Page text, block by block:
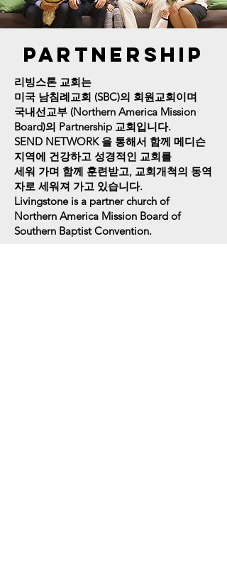
PARTNERSHIP
리빙스톤 교회는
미국 남침례교회 (SBC)의 회원교회이며
국내선교부 (Northern America Mission
Board)의 Partnership 교회입니다.
SEND NETWORK 을 통해서 함께 메디슨
지역에 건강하고 성경적인 교회를
세워 가며 함께 훈련받고, 교회개척의 동역
자로 세워져 가고 있습니다.
Livingstone is a partner church of
Northern America Mission Board of
Southern Baptist Convention.